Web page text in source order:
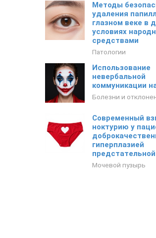
Методы
удаления
глазном веке в
условиях
средствами
Патологии
Использование
невербальной
коммуникации
Болезни и
Современный
ноктурию у
гиперплазией
Мочевой пузырь